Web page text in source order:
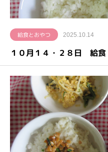
給食とおやつ 2025.10.14
１０月１４・２８日 給食